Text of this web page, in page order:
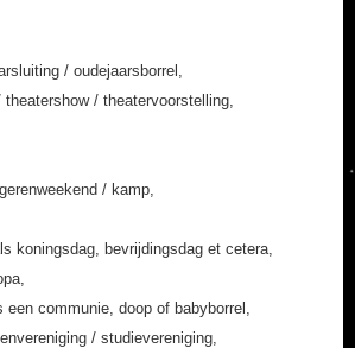
/ oudejaarsborrel,
theatershow / theatervoorstelling,
/ kamp,
koningsdag, bevrijdingsdag et cetera,
een communie, doop of babyborrel,
/ studievereniging,